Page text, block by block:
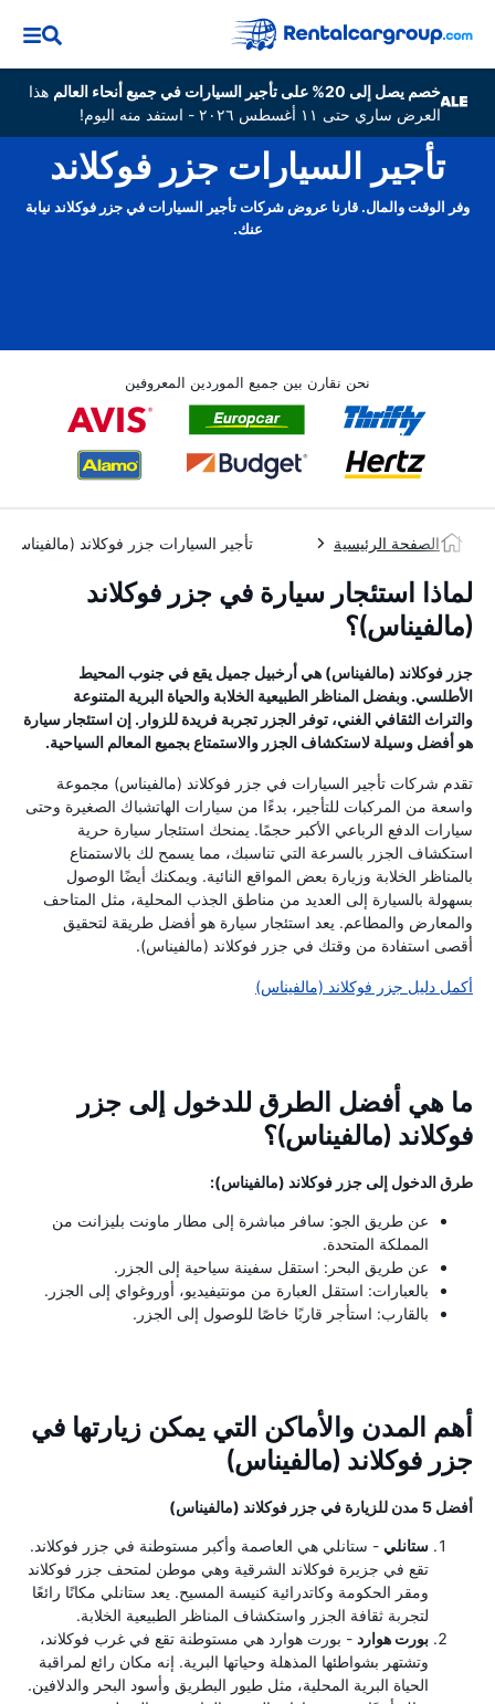
خصم يصل إلى 20% على تأجير السيارات في جميع أنحاء العالم
هذا
العرض ساري حتى ١١ أغسطس ٢٠٢٦ - استفد منه اليوم!
تأجير السيارات جزر فوكلاند
وفر الوقت والمال. قارنا عروض شركات تأجير السيارات في جزر فوكلاند نيابة
عنك.
نحن نقارن بين جميع الموردين المعروفين
الصفحة الرئيسية تأجير السيارات جزر فوكلاند (مالفيناس)
لماذا استئجار سيارة في جزر فوكلاند
(مالفيناس)؟
جزر فوكلاند (مالفيناس) هي أرخبيل جميل يقع في جنوب المحيط
الأطلسي. وبفضل المناظر الطبيعية الخلابة والحياة البرية المتنوعة
والتراث الثقافي الغني، توفر الجزر تجربة فريدة للزوار. إن استئجار سيارة
هو أفضل وسيلة لاستكشاف الجزر والاستمتاع بجميع المعالم السياحية.
تقدم شركات تأجير السيارات في جزر فوكلاند (مالفيناس) مجموعة
واسعة من المركبات للتأجير، بدءًا من سيارات الهاتشباك الصغيرة وحتى
سيارات الدفع الرباعي الأكبر حجمًا. يمنحك استئجار سيارة حرية
استكشاف الجزر بالسرعة التي تناسبك، مما يسمح لك بالاستمتاع
بالمناظر الخلابة وزيارة بعض المواقع النائية. ويمكنك أيضًا الوصول
بسهولة بالسيارة إلى العديد من مناطق الجذب المحلية، مثل المتاحف
والمعارض والمطاعم. يعد استئجار سيارة هو أفضل طريقة لتحقيق
أقصى استفادة من وقتك في جزر فوكلاند (مالفيناس).
أكمل دليل جزر فوكلاند (مالفيناس)
ما هي أفضل الطرق للدخول إلى جزر
فوكلاند (مالفيناس)؟
طرق الدخول إلى جزر فوكلاند (مالفيناس):
عن طريق الجو: سافر مباشرة إلى مطار ماونت بليزانت من
المملكة المتحدة.
عن طريق البحر: استقل سفينة سياحية إلى الجزر.
بالعبارات: استقل العبارة من مونتيفيديو، أوروغواي إلى الجزر.
بالقارب: استأجر قاربًا خاصًا للوصول إلى الجزر.
أهم المدن والأماكن التي يمكن زيارتها في
جزر فوكلاند (مالفيناس)
أفضل 5 مدن للزيارة في جزر فوكلاند (مالفيناس)
ستانلي - ستانلي هي العاصمة وأكبر مستوطنة في جزر فوكلاند.
تقع في جزيرة فوكلاند الشرقية وهي موطن لمتحف جزر فوكلاند
ومقر الحكومة وكاتدرائية كنيسة المسيح. يعد ستانلي مكانًا رائعًا
لتجربة ثقافة الجزر واستكشاف المناظر الطبيعية الخلابة.
بورت هوارد - بورت هوارد هي مستوطنة تقع في غرب فوكلاند،
وتشتهر بشواطئها المذهلة وحياتها البرية. إنه مكان رائع لمراقبة
الحياة البرية المحلية، مثل طيور البطريق وأسود البحر والدلافين.